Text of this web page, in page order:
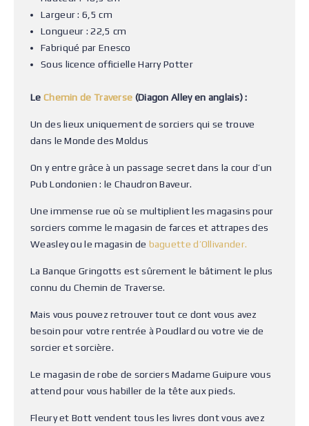
Largeur : 6,5 cm
Longueur : 22,5 cm
Fabriqué par Enesco
Sous licence officielle Harry Potter
Le Chemin de Traverse (Diagon Alley en anglais) :
Un des lieux uniquement de sorciers qui se trouve
dans le Monde des Moldus
On y entre grâce à un passage secret dans la cour d’un
Pub Londonien : le Chaudron Baveur.
Une immense rue où se multiplient les magasins pour
sorciers comme le magasin de farces et attrapes des
Weasley ou le magasin de baguette d’Ollivander.
La Banque Gringotts est sûrement le bâtiment le plus
connu du Chemin de Traverse.
Mais vous pouvez retrouver tout ce dont vous avez
besoin pour votre rentrée à Poudlard ou votre vie de
sorcier et sorcière.
Le magasin de robe de sorciers Madame Guipure vous
attend pour vous habiller de la tête aux pieds.
Fleury et Bott vendent tous les livres dont vous avez